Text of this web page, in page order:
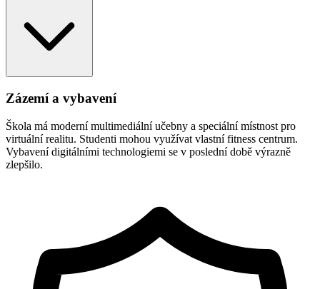
Zázemí a vybavení
Škola má moderní multimediální učebny a speciální místnost pro
virtuální realitu. Studenti mohou využívat vlastní fitness centrum.
Vybavení digitálními technologiemi se v poslední době výrazně
zlepšilo.